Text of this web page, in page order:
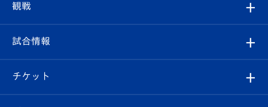
クラブ
試合情報
クラブ概要
エンブレム紹介
観戦
観戦ルール
はじめての観戦ガイド
試合情報
試合日程/結果
チケット